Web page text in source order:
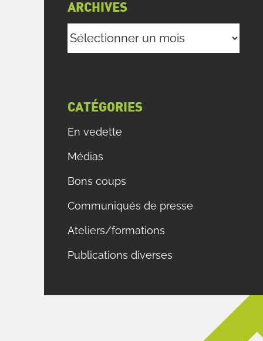
ARCHIVES
Archives
CATÉGORIES
En vedette
Médias
Bons coups
Communiqués de presse
Ateliers/formations
Publications diverses